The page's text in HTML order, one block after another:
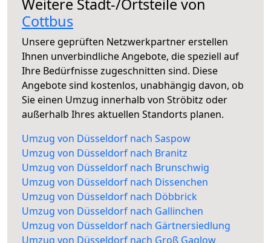
Weitere Stadt-/Ortsteile von
Cottbus
Unsere geprüften Netzwerkpartner erstellen
Ihnen unverbindliche Angebote, die speziell auf
Ihre Bedürfnisse zugeschnitten sind. Diese
Angebote sind kostenlos, unabhängig davon, ob
Sie einen Umzug innerhalb von Ströbitz oder
außerhalb Ihres aktuellen Standorts planen.
Umzug von Düsseldorf nach Saspow
Umzug von Düsseldorf nach Branitz
Umzug von Düsseldorf nach Brunschwig
Umzug von Düsseldorf nach Dissenchen
Umzug von Düsseldorf nach Döbbrick
Umzug von Düsseldorf nach Gallinchen
Umzug von Düsseldorf nach Gärtnersiedlung
Umzug von Düsseldorf nach Groß Gaglow